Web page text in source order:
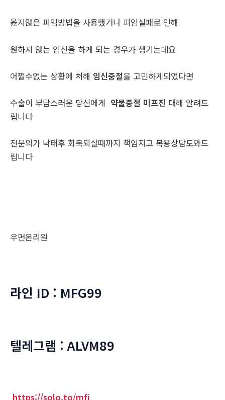
옳지않은 피임방법을 사용했거나 피임실패로 인해
원하지 않는 임신을 하게 되는 경우가 생기는데요
어쩔수없는 상황에 처해 임신중절을 고민하게되었다면
수술이 부담스러운 당신에게 약물중절 미프진 대해 알려드
립니다
전문의가 낙태후 회복되실때까지 책임지고 복용상담도와드
립니다
우먼온리원
라인 ID : MFG99
텔레그램 : ALVM89
https://solo.to/mfj